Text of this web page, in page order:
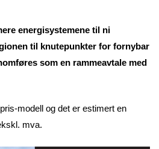
energisystemene til ni
til knutepunkter for fornybar
som en rammeavtale med
modell og det er estimert en
mva.